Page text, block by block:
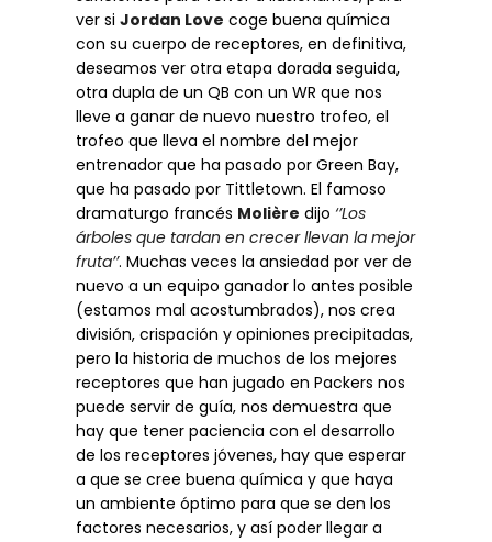
ver si Jordan Love coge buena química
con su cuerpo de receptores, en definitiva,
deseamos ver otra etapa dorada seguida,
otra dupla de un QB con un WR que nos
lleve a ganar de nuevo nuestro trofeo, el
trofeo que lleva el nombre del mejor
entrenador que ha pasado por Green Bay,
que ha pasado por Tittletown. El famoso
dramaturgo francés Molière dijo ‘’Los
árboles que tardan en crecer llevan la mejor
fruta’’. Muchas veces la ansiedad por ver de
nuevo a un equipo ganador lo antes posible
(estamos mal acostumbrados), nos crea
división, crispación y opiniones precipitadas,
pero la historia de muchos de los mejores
receptores que han jugado en Packers nos
puede servir de guía, nos demuestra que
hay que tener paciencia con el desarrollo
de los receptores jóvenes, hay que esperar
a que se cree buena química y que haya
un ambiente óptimo para que se den los
factores necesarios, y así poder llegar a